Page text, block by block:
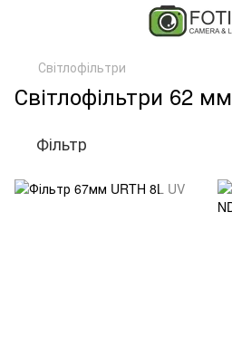
Світлофільтри
Світлофільтри 62 мм
Фільтр